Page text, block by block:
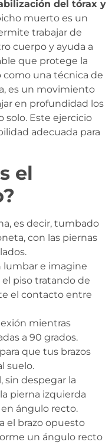
del tórax y
muerto es un
trabajar de
cuerpo y ayuda a
que protege la
una técnica de
es un movimiento
en profundidad los
solo. Este ejercicio
adecuada para
el
es decir, tumbado
con las piernas
lumbar e imagine
piso tratando de
el contacto entre
mientras
a 90 grados.
que tus brazos
suelo.
sin despegar la
pierna izquierda
ángulo recto.
el brazo opuesto
un ángulo recto